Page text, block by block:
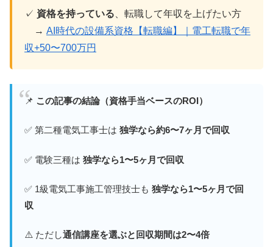
✓ 資格を持っている 、転職して年収を上げたい方
→ AI時代の設備系資格【転職編】｜電工転職で年
収+50〜700万円
📌 この記事の結論（資格手当ベースのROI）
✅ 第二種電気工事士は 独学なら約6〜7ヶ月で回収
✅ 電験三種は 独学なら1〜5ヶ月で回収
✅ 1級電気工事施工管理技士も 独学なら1〜5ヶ月で回
収
⚠️ ただし通信講座を選ぶと回収期間は2〜4倍